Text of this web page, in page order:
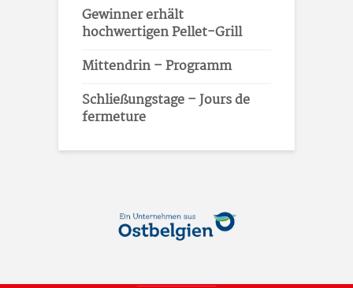
Gewinner erhält
hochwertigen Pellet-Grill
Mittendrin – Programm
Schließungstage – Jours de
fermeture